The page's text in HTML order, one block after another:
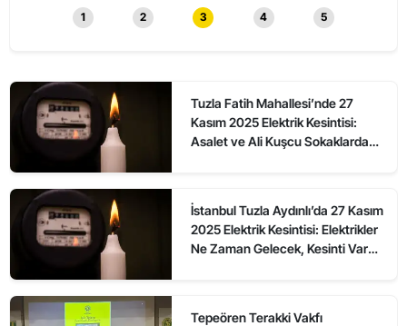
1 2 3 4 5
Tuzla Fatih Mahallesi’nde 27
Kasım 2025 Elektrik Kesintisi:
Asalet ve Ali Kuşcu Sokaklarda
İstanbul Tuzla Aydınlı’da 27 Kasım
2025 Elektrik Kesintisi: Elektrikler
Ne Zaman Gelecek, Kesinti Var
Tepeören Terakki Vakfı